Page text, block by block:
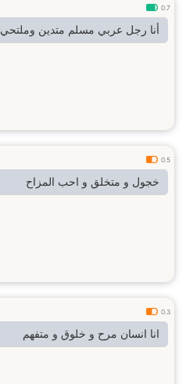
0.7
أنا رجل عربي مسلم متدين وملتحي
0.5
خجول و متخلق و احب المزاح
0.3
انا انسان مرح و خلوق و متفهم